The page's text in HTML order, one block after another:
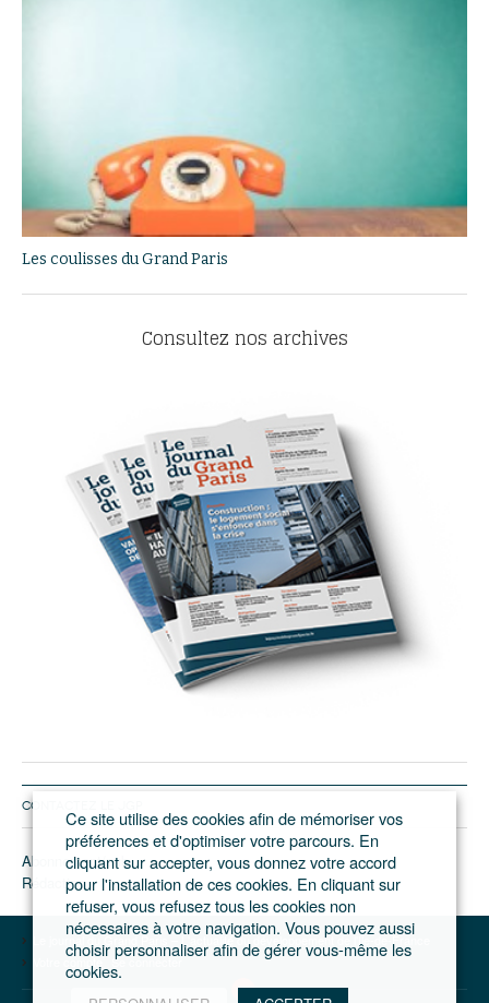
Les coulisses du Grand Paris
Consultez nos archives
CONTACTEZ LE JGP
Abonnement/pub
Rédaction
Le journal du Grand Paris – L'actualité du développement de l'Ile-de-France
Votre compte
Se connecter
Ce site utilise des cookies afin de mémoriser vos
préférences et d'optimiser votre parcours. En
cliquant sur accepter, vous donnez votre accord
pour l'installation de ces cookies. En cliquant sur
refuser, vous refusez tous les cookies non
nécessaires à votre navigation. Vous pouvez aussi
choisir personnaliser afin de gérer vous-même les
cookies.